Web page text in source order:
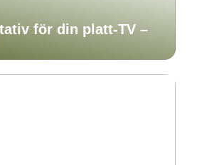
för din platt-TV –